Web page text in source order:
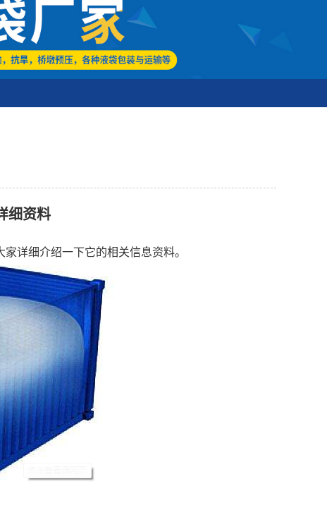
细资料
详细介绍一下它的相关信息资料。